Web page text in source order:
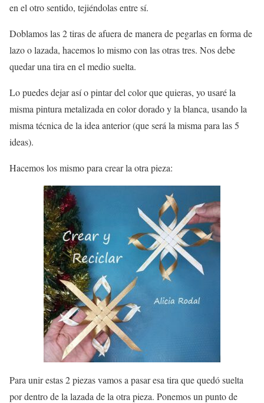
en el otro sentido, tejiéndolas entre sí.
Doblamos las 2 tiras de afuera de manera de pegarlas en forma de
lazo o lazada, hacemos lo mismo con las otras tres. Nos debe
quedar una tira en el medio suelta.
Lo puedes dejar así o pintar del color que quieras, yo usaré la
misma pintura metalizada en color dorado y la blanca, usando la
misma técnica de la idea anterior (que será la misma para las 5
ideas).
Hacemos los mismo para crear la otra pieza:
Para unir estas 2 piezas vamos a pasar esa tira que quedó suelta
por dentro de la lazada de la otra pieza. Ponemos un punto de